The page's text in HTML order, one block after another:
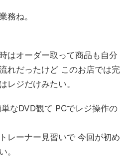
務ね。
はオーダー取って商品も自分
れだったけど このお店では完
ジだけみたい。
なDVD観て PCでレジ操作の
レーナー見習いで 今回が初め
。